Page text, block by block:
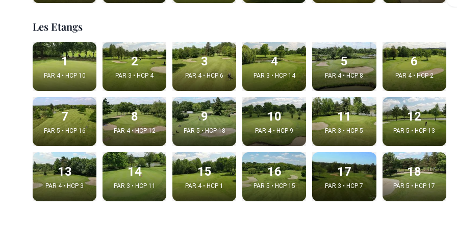
Les Etangs
1
PAR 4 • HCP 10
2
PAR 3 • HCP 4
3
PAR 4 • HCP 6
4
PAR 3 • HCP 14
5
PAR 4 • HCP 8
6
PAR 4 • HCP 2
7
PAR 5 • HCP 16
8
PAR 4 • HCP 12
9
PAR 5 • HCP 18
10
PAR 4 • HCP 9
11
PAR 3 • HCP 5
12
PAR 5 • HCP 13
13
PAR 4 • HCP 3
14
PAR 3 • HCP 11
15
PAR 4 • HCP 1
16
PAR 5 • HCP 15
17
PAR 3 • HCP 7
18
PAR 5 • HCP 17